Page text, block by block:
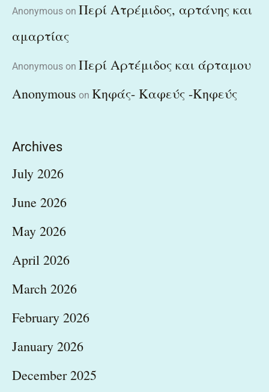
Anonymous on Περί Ατρέμιδος, αρτάνης και
αμαρτίας
Anonymous on Περί Αρτέμιδος και άρταμου
Anonymous on Κηφάς- Καφεύς -Κηφεύς
Archives
July 2026
June 2026
May 2026
April 2026
March 2026
February 2026
January 2026
December 2025